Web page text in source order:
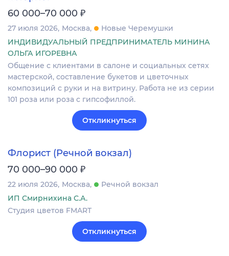
60 000–70 000 ₽
27 июля 2026 Москва
Новые Черемушки
ИНДИВИДУАЛЬНЫЙ ПРЕДПРИНИМАТЕЛЬ МИНИНА
ОЛЬГА ИГОРЕВНА
Общение с клиентами в салоне и социальных сетях
мастерской, составление букетов и цветочных
композиций с руки и на витрину. Работа не из серии
101 роза или роза с гипсофиллой.
Откликнуться
Флорист (Речной вокзал)
70 000–90 000 ₽
22 июля 2026 Москва
Речной вокзал
ИП Смирнихина С.А.
Студия цветов FMART
Откликнуться